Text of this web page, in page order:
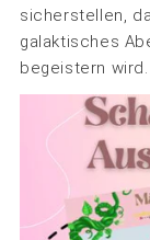
sicherstellen,
galaktisches
begeistern